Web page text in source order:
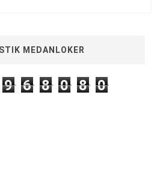
MEDANLOKER
9 6 8 0 8 0